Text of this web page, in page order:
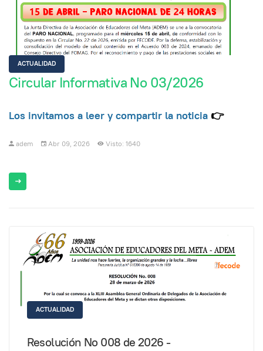
ACTUALIDAD
Circular Informativa No 03/2026
Los invitamos a leer y compartir la noticia 👉
adem Abr 09, 2026 Visto: 1640
ACTUALIDAD
Resolución No 008 de 2026 -